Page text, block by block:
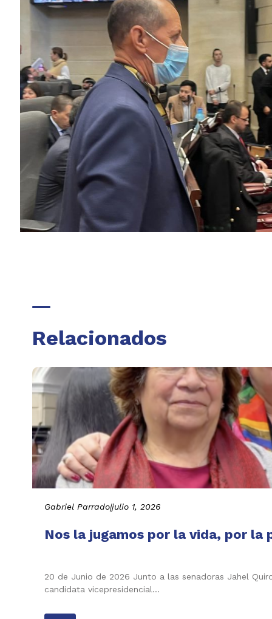
Relacionados
Gabriel Parrado|julio 1, 2026
Nos la jugamos por la vida, por
20 de Junio de 2026 Junto a las senadoras Jahel
candidata vicepresidencial…